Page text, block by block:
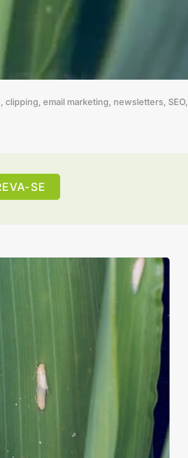
email marketing, newsletters, SEO,
SE